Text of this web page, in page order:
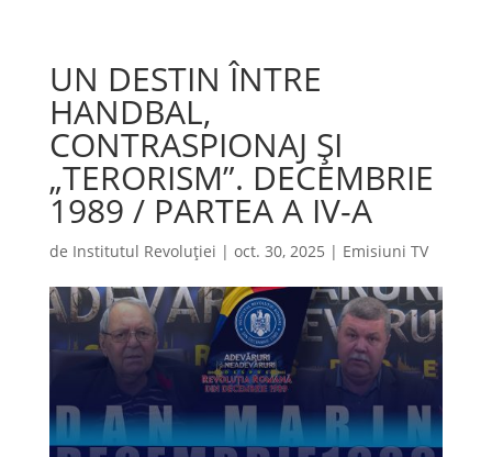
UN DESTIN ÎNTRE
HANDBAL,
CONTRASPIONAJ ȘI
„TERORISM”. DECEMBRIE
1989 / PARTEA A IV-A
de Institutul Revoluției | oct. 30, 2025 | Emisiuni TV